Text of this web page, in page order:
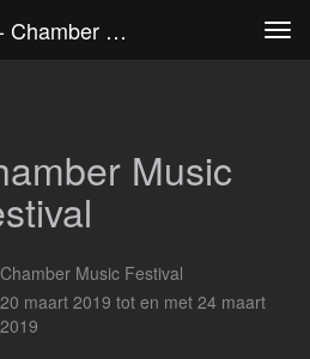
Jacob Kerssemakers - Chamber Music Festival
Music
Chamber Music Festival
20 maart 2019 tot en met 24 maart
2019